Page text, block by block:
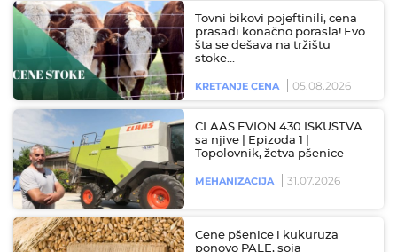
Tovni bikovi pojeftinili, cena
prasadi konačno porasla! Evo
šta se dešava na tržištu
stoke…
KRETANJE CENA 05.08.2026
CLAAS EVION 430 ISKUSTVA
sa njive | Epizoda 1 |
Topolovnik, žetva pšenice
MEHANIZACIJA 31.07.2026
Cene pšenice i kukuruza
ponovo PALE, soja